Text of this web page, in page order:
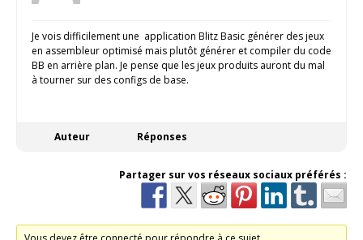
Je vois difficilement une application Blitz Basic générer des jeux
en assembleur optimisé mais plutôt générer et compiler du code
BB en arrière plan. Je pense que les jeux produits auront du mal
à tourner sur des configs de base.
Auteur Réponses
Partager sur vos réseaux sociaux préférés :